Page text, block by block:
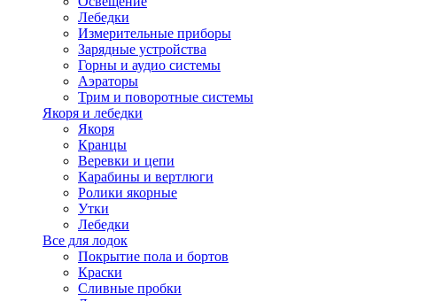
Лебедки
Измерительные приборы
Зарядные устройства
Горны и аудио системы
Аэраторы
Трим и поворотные системы
Якоря и лебедки
Якоря
Кранцы
Веревки и цепи
Карабины и вертлюги
Ролики якорные
Утки
Лебедки
Все для лодок
Покрытие пола и бортов
Краски
Сливные пробки